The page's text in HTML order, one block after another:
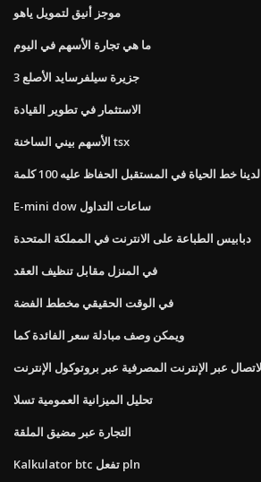
موجز أنيق لتمويل ياهو
ما هي تجارة الأسهم في اليوم
3 جزيرة سيلفرسايد الأصلع
الاستثمار في تطوير القيادة
الأسهم بيني الساخنة tsx
خط الحياة في المستقبل الحفاظ عليه 100 كلمة
E-mini dow ساعات التداول
دبابيس الطباعة على الانترنت في المملكة المتحدة
في المنزل مقابل تنظيف العقد
في الوقت الحقيقي مخطط الفضة
ويمكن وصف مبادلة سعر الفائدة كما
عبر الإنترنت المصرفية عبر بروتوكول الإنترنت
تحليل الميزانية العمومية تسلا
التجارة عبر مضيق الملقة
Kalkulator btc تفعل pln